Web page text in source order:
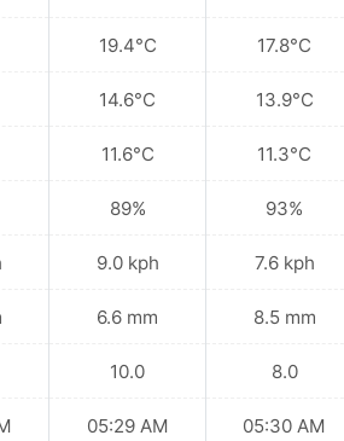
19.4°C
14.6°C
11.6°C
89%
9.0 kph
6.6 mm
10.0
05:29 AM
17.8°C
13.9°C
11.3°C
93%
7.6 kph
8.5 mm
8.0
05:30 AM